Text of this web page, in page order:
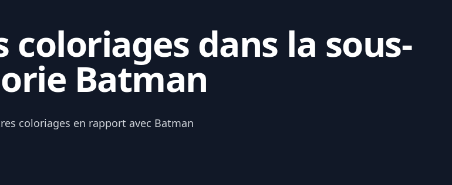
dans la sous-
Batman
coloriages en rapport avec Batman